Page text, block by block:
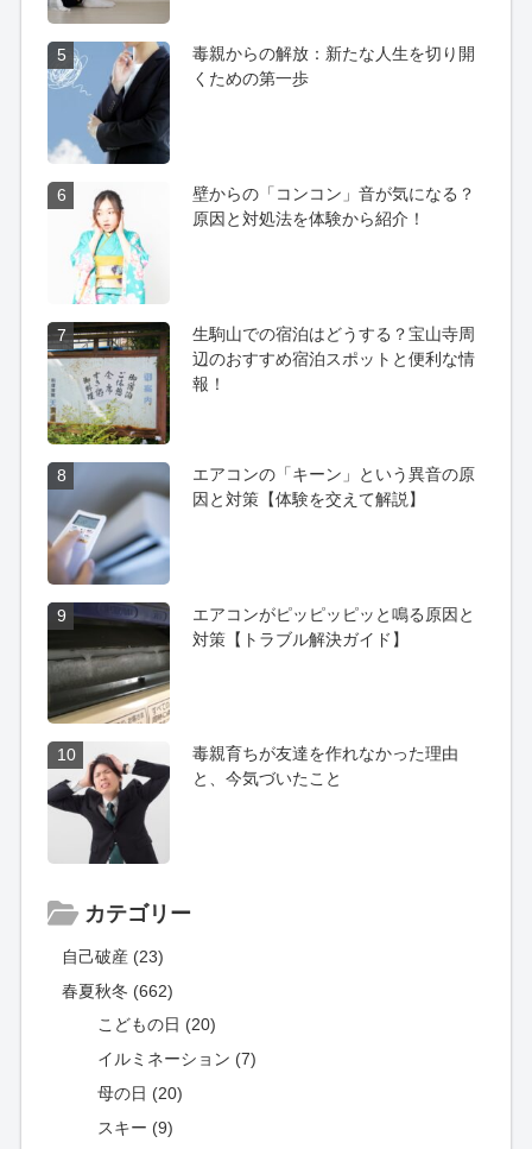
5
毒親からの解放：新たな人生を切り開
くための第一歩
6
壁からの「コンコン」音が気になる？
原因と対処法を体験から紹介！
7
生駒山での宿泊はどうする？宝山寺周
辺のおすすめ宿泊スポットと便利な情
報！
8
エアコンの「キーン」という異音の原
因と対策【体験を交えて解説】
9
エアコンがピッピッピッと鳴る原因と
対策【トラブル解決ガイド】
10
毒親育ちが友達を作れなかった理由
と、今気づいたこと
カテゴリー
自己破産 (23)
春夏秋冬 (662)
こどもの日 (20)
イルミネーション (7)
母の日 (20)
スキー (9)